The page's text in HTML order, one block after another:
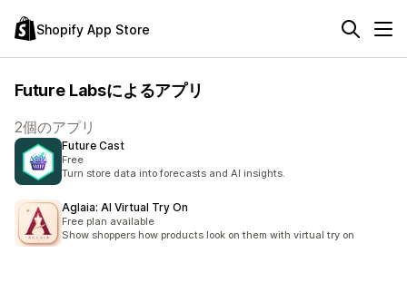
Shopify App Store
Future Labsによるアプリ
2個のアプリ
Future Cast
Free
Turn store data into forecasts and AI insights.
Aglaia: AI Virtual Try On
Free plan available
Show shoppers how products look on them with virtual try on